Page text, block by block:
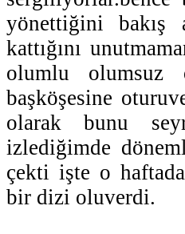
yönettiğini bakış
kattığını
olumlu olumsuz
başköşesine
olarak bunu
izlediğimde
çekti işte o
bir dizi oluverdi.